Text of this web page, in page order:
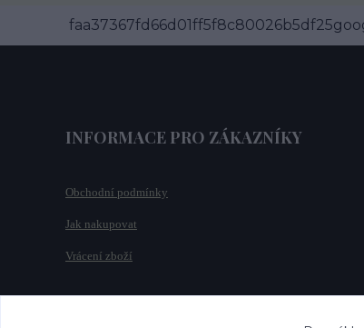
INFORMACE PRO ZÁKAZNÍKY
Obchodní podmínky
Jak nakupovat
Vrácení zboží